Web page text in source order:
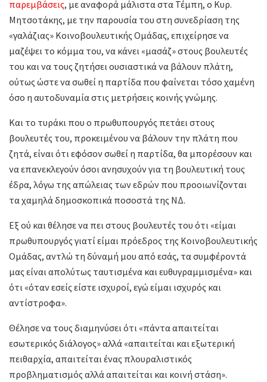
παρεμβάσεις, με αναφορά μάλιστα στα Τέμπη, ο Κυρ.
Μητσοτάκης, με την παρουσία του στη συνεδρίαση της
«γαλάζιας» Κοινοβουλευτικής Ομάδας, επιχείρησε να
μαζέψει το κόμμα του, να κάνει «μασάζ» στους βουλευτές
του και να τους ζητήσει ουσιαστικά να βάλουν πλάτη,
ούτως ώστε να σωθεί η παρτίδα που φαίνεται τόσο χαμένη
όσο η αυτοδυναμία στις μετρήσεις κοινής γνώμης.
Και το τυράκι που ο πρωθυπουργός πετάει στους
βουλευτές του, προκειμένου να βάλουν την πλάτη που
ζητά, είναι ότι εφόσον σωθεί η παρτίδα, θα μπορέσουν και
να επανεκλεγούν όσοι ανησυχούν για τη βουλευτική τους
έδρα, λόγω της απώλειας των εδρών που προοιωνίζονται
τα χαμηλά δημοσκοπικά ποσοστά της ΝΔ.
Εξ ού και θέλησε να πει στους βουλευτές του ότι «είμαι
πρωθυπουργός γιατί είμαι πρόεδρος της Κοινοβουλευτικής
Ομάδας, αντλώ τη δύναμή μου από εσάς, τα συμφέροντά
μας είναι απολύτως ταυτισμένα και ευθυγραμμισμένα» και
ότι «όταν εσείς είστε ισχυροί, εγώ είμαι ισχυρός και
αντίστροφα».
Θέλησε να τους διαμηνύσει ότι «πάντα απαιτείται
εσωτερικός διάλογος» αλλά «απαιτείται και εξωτερική
πειθαρχία, απαιτείται ένας πλουραλιστικός
προβληματισμός αλλά απαιτείται και κοινή στάση».